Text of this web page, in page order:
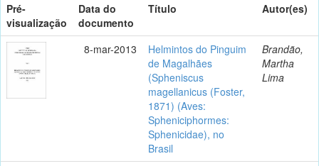
Pré-
visualização
Data do
documento
Título Autor(es)
8-mar-2013
Helmintos do Pinguim
de Magalhães
(Spheniscus
magellanicus (Foster,
1871) (Aves:
Spheniciphormes:
Sphenicidae), no
Brasil
Brandão,
Martha
Lima